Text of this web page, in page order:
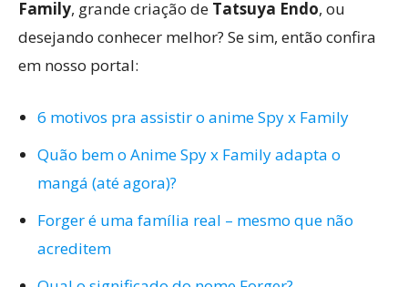
Family, grande criação de Tatsuya Endo, ou
desejando conhecer melhor? Se sim, então confira
em nosso portal:
6 motivos pra assistir o anime Spy x Family
Quão bem o Anime Spy x Family adapta o
mangá (até agora)?
Forger é uma família real – mesmo que não
acreditem